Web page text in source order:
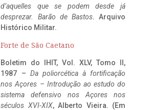
d’aquelles que se podem desde já
desprezar. Barão de Bastos. Arquivo
Histórico Militar.
Forte de São Caetano
Boletim do IHIT, Vol. XLV, Tomo II,
1987 – Da poliorcética à fortificação
nos Açores – Introdução ao estudo do
sistema defensivo nos Açores nos
séculos XVI-XIX, Alberto Vieira. (Em